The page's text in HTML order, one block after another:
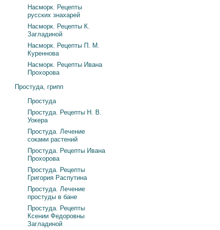
Насморк. Рецепты
русских знахарей
Насморк. Рецепты К.
Загладиной
Насморк. Рецепты П. М.
Куреннова
Насморк. Рецепты Ивана
Прохорова
Простуда, грипп
Простуда
Простуда. Рецепты Н. В.
Уокера
Простуда. Лечение
соками растений
Простуда. Рецепты Ивана
Прохорова
Простуда. Рецепты
Григория Распутина
Простуда. Лечение
простуды в бане
Простуда. Рецепты
Ксении Федоровны
Загладиной